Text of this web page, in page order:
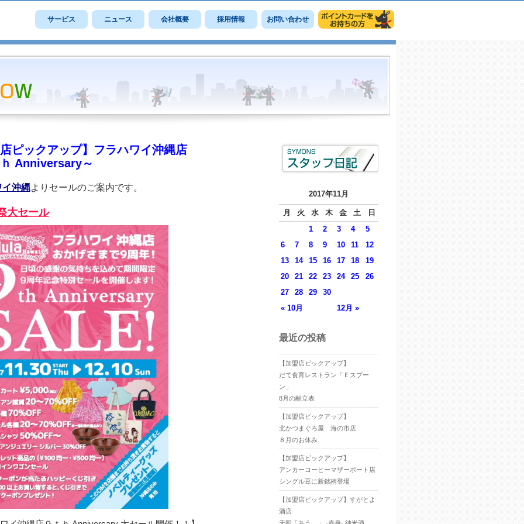
サービス ニュース 会社概要 採用情報 お問い合わせ
ピックアップ】フラハワイ沖縄店
Anniversary～
沖縄よりセールのご案内です。
大セール
2017年11月
月 火 水 木 金 土 日
« 10月 12月 »
1 2 3 4
5
6
7 8 9 10 11
12
13
14 15 16 17 18
19
20
21 22 23 24 25
26
27
28 29 30
最近の投稿
【加盟店ピックアップ】
だて食育レストラン「Ｅスプー
ン」
8月の献立表
【加盟店ピックアップ】
北かつまぐろ屋 海の市店
８月のお休み
【加盟店ピックアップ】
アンカーコーヒーマザーポート店
シングル豆に新銘柄登場
【加盟店ピックアップ】すがとよ
酒店